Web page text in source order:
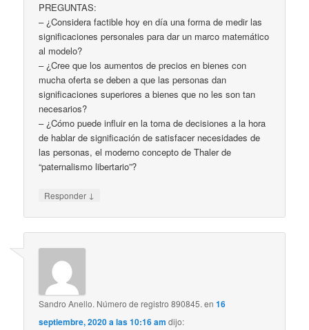
PREGUNTAS:
– ¿Considera factible hoy en día una forma de medir las
significaciones personales para dar un marco matemático
al modelo?
– ¿Cree que los aumentos de precios en bienes con
mucha oferta se deben a que las personas dan
significaciones superiores a bienes que no les son tan
necesarios?
– ¿Cómo puede influir en la toma de decisiones a la hora
de hablar de significación de satisfacer necesidades de
las personas, el moderno concepto de Thaler de
“paternalismo libertario”?
Responder ↓
Sandro Anello. Número de registro 890845. en16
septiembre, 2020 a las 10:16 am dijo: